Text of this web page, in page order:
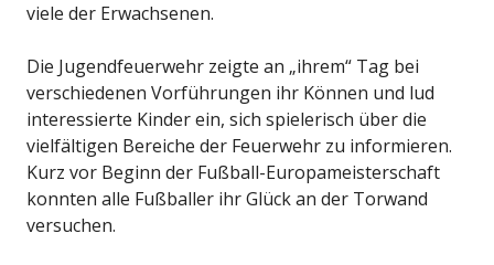
viele der Erwachsenen.
Die Jugendfeuerwehr zeigte an „ihrem“ Tag bei
verschiedenen Vorführungen ihr Können und lud
interessierte Kinder ein, sich spielerisch über die
vielfältigen Bereiche der Feuerwehr zu informieren.
Kurz vor Beginn der Fußball-Europameisterschaft
konnten alle Fußballer ihr Glück an der Torwand
versuchen.